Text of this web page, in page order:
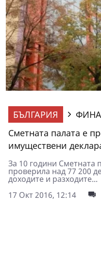
БЪЛГАРИЯ
Сметната палата е
имуществени
За 10 години Сметната
проверила над 77 200
доходите и разходите...
17 Окт 2016, 12:14